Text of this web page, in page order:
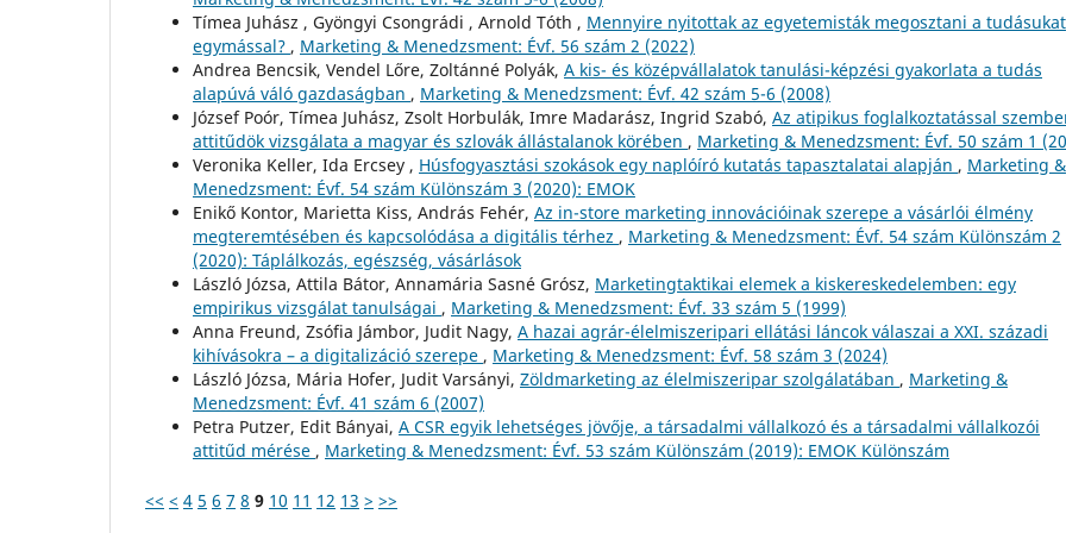
Tímea Juhász , Gyöngyi Csongrádi , Arnold Tóth , Mennyire nyitottak az egyetemisták megosztani a tudásukat
egymással? , Marketing & Menedzsment: Évf. 56 szám 2 (2022)
Andrea Bencsik, Vendel Lőre, Zoltánné Polyák, A kis- és középvállalatok tanulási-képzési gyakorlata a tudás
alapúvá váló gazdaságban , Marketing & Menedzsment: Évf. 42 szám 5-6 (2008)
József Poór, Tímea Juhász, Zsolt Horbulák, Imre Madarász, Ingrid Szabó, Az atipikus foglalkoztatással
attitűdök vizsgálata a magyar és szlovák állástalanok körében , Marketing & Menedzsment: Évf. 50 szám 1
Veronika Keller, Ida Ercsey , Húsfogyasztási szokások egy naplóíró kutatás tapasztalatai alapján , Marketing &
Menedzsment: Évf. 54 szám Különszám 3 (2020): EMOK
Enikő Kontor, Marietta Kiss, András Fehér, Az in-store marketing innovációinak szerepe a vásárlói élmény
megteremtésében és kapcsolódása a digitális térhez , Marketing & Menedzsment: Évf. 54 szám Különszám 2
(2020): Táplálkozás, egészség, vásárlások
László Józsa, Attila Bátor, Annamária Sasné Grósz, Marketingtaktikai elemek a kiskereskedelemben: egy
empirikus vizsgálat tanulságai , Marketing & Menedzsment: Évf. 33 szám 5 (1999)
Anna Freund, Zsófia Jámbor, Judit Nagy, A hazai agrár-élelmiszeripari ellátási láncok válaszai a XXI. századi
kihívásokra – a digitalizáció szerepe , Marketing & Menedzsment: Évf. 58 szám 3 (2024)
László Józsa, Mária Hofer, Judit Varsányi, Zöldmarketing az élelmiszeripar szolgálatában , Marketing &
Menedzsment: Évf. 41 szám 6 (2007)
Petra Putzer, Edit Bányai, A CSR egyik lehetséges jövője, a társadalmi vállalkozó és a társadalmi vállalkozói
attitűd mérése , Marketing & Menedzsment: Évf. 53 szám Különszám (2019): EMOK Különszám
<< < 4 5 6 7 8 9 10 11 12 13 > >>